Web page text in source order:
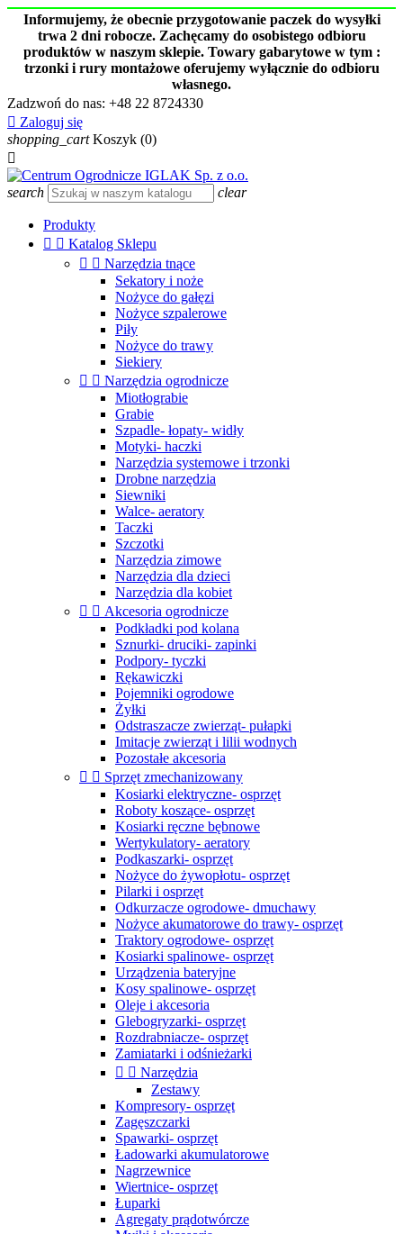
Informujemy, że obecnie przygotowanie paczek do wysyłki
trwa 2 dni robocze. Zachęcamy do osobistego odbioru
produktów w naszym sklepie. Towary gabarytowe w tym :
trzonki i rury montażowe oferujemy wyłącznie do odbioru
własnego.
Zadzwoń do nas: +48 22 8724330
 Zaloguj się
shopping_cart Koszyk (0)

search clear
Produkty
  Katalog Sklepu
  Narzędzia tnące
Sekatory i noże
Nożyce do gałęzi
Nożyce szpalerowe
Piły
Nożyce do trawy
Siekiery
  Narzędzia ogrodnicze
Miotłograbie
Grabie
Szpadle- łopaty- widły
Motyki- haczki
Narzędzia systemowe i trzonki
Drobne narzędzia
Siewniki
Walce- aeratory
Taczki
Szczotki
Narzędzia zimowe
Narzędzia dla dzieci
Narzędzia dla kobiet
  Akcesoria ogrodnicze
Podkładki pod kolana
Sznurki- druciki- zapinki
Podpory- tyczki
Rękawiczki
Pojemniki ogrodowe
Żyłki
Odstraszacze zwierząt- pułapki
Imitacje zwierząt i lilii wodnych
Pozostałe akcesoria
  Sprzęt zmechanizowany
Kosiarki elektryczne- osprzęt
Roboty koszące- osprzęt
Kosiarki ręczne bębnowe
Wertykulatory- aeratory
Podkaszarki- osprzęt
Nożyce do żywopłotu- osprzęt
Pilarki i osprzęt
Odkurzacze ogrodowe- dmuchawy
Nożyce akumatorowe do trawy- osprzęt
Traktory ogrodowe- osprzęt
Kosiarki spalinowe- osprzęt
Urządzenia bateryjne
Kosy spalinowe- osprzęt
Oleje i akcesoria
Glebogryzarki- osprzęt
Rozdrabniacze- osprzęt
Zamiatarki i odśnieżarki
  Narzędzia
Zestawy
Kompresory- osprzęt
Zagęszczarki
Spawarki- osprzęt
Ładowarki akumulatorowe
Nagrzewnice
Wiertnice- osprzęt
Łuparki
Agregaty prądotwórcze